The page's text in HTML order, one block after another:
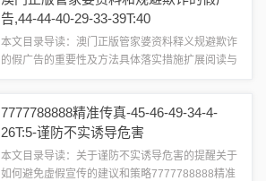
告,44-44-40-29-33-39T:40
本文目录导读：澳门正版管家婆资料释义规避欺诈
的假广告的重要性及方法具体落实措施扩展阅读与
料，通常指的是在澳门地区合法发布的关于某...
7777788888精准传真-45-46-49-34-4-
26T:5-谨防不实诱导危害
本文目录导读：关于谨防不实诱导危害的提醒关于
如何避免虚假宣传的建议和策略7777788888精准